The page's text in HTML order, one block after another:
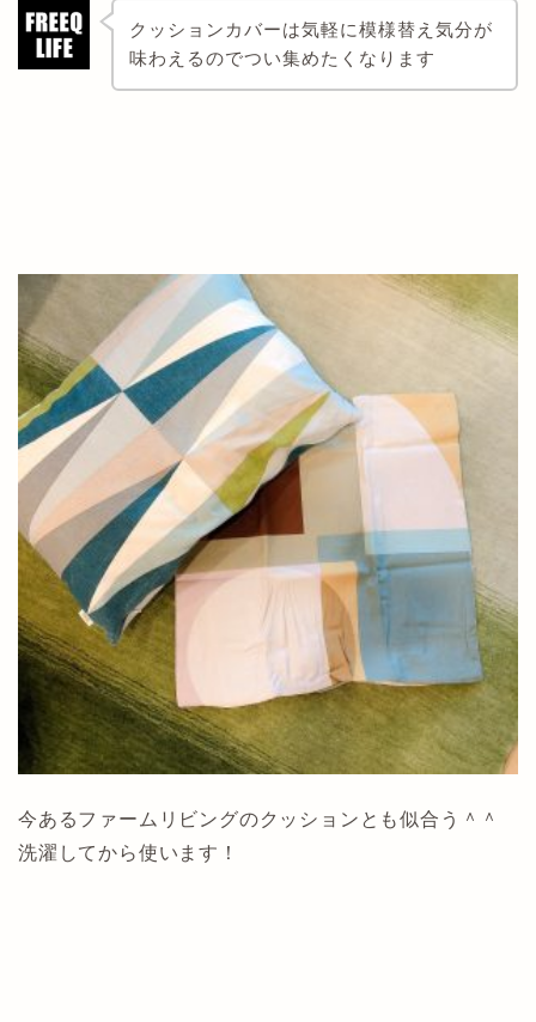
クッションカバーは気軽に模様替え気分が
味わえるのでつい集めたくなります
今あるファームリビングのクッションとも似合う＾＾
洗濯してから使います！